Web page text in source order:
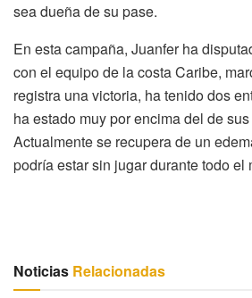
sea dueña de su pase.
En esta campaña, Juanfer ha
con el equipo de la costa Caribe,
registra una victoria, ha tenido dos
ha estado muy por encima del de
Actualmente se recupera de un
podría estar sin jugar durante todo el
Noticias Relacionadas